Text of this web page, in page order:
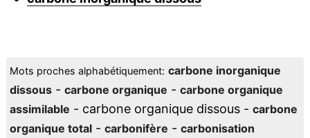
Mots proches alphabétiquement: carbone inorganique
dissous- carbone organique - carbone organique
assimilable - carbone organique dissous - carbone
organique total- carbonifère - carbonisation